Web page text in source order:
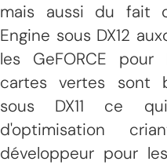
mais aussi du fait
Engine sous DX12
les GeFORCE
cartes vertes sont
sous DX11 ce
d'optimisation
développeur pour